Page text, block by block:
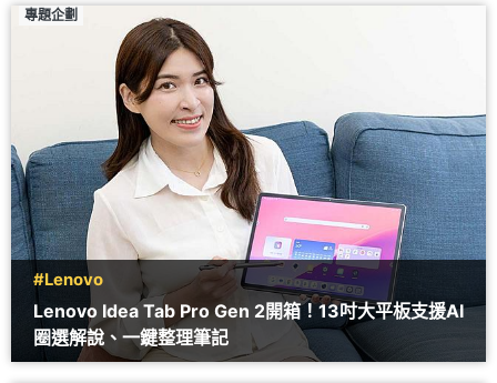
專題企劃
#Lenovo
Lenovo Idea Tab Pro Gen 2開箱！13吋大平板支援AI
圈選解說、一鍵整理筆記